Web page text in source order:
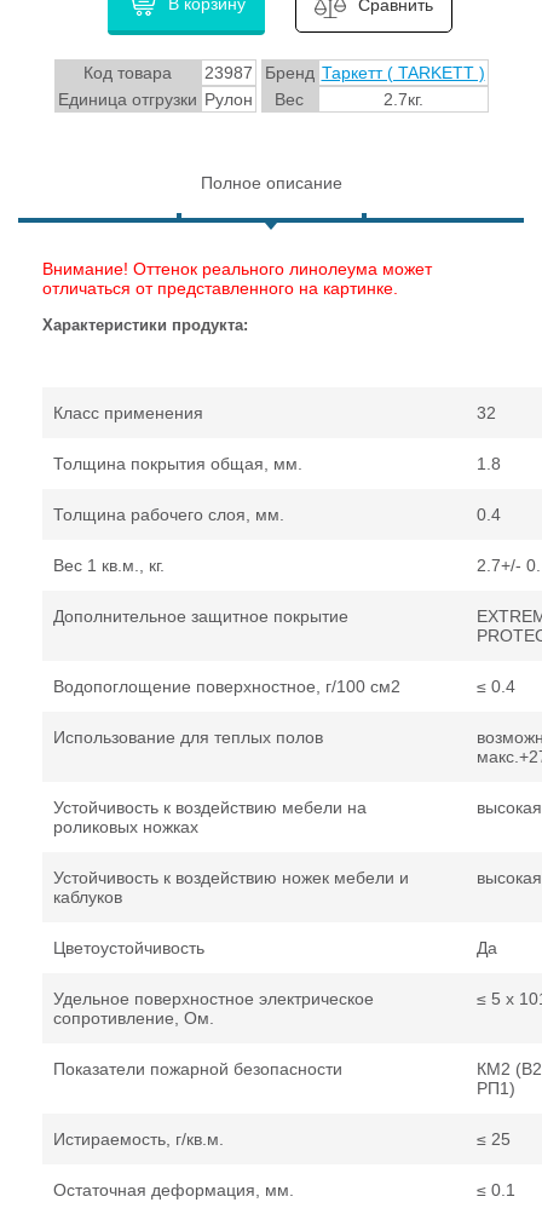
Сравнить
Код товара 23987 Бренд Таркетт ( TARKETT )
Единица отгрузки Рулон Вес 2.7кг.
Полное описание
Внимание! Оттенок реального линолеума может
отличаться от представленного на картинке.
Характеристики продукта:
Класс применения 32
Толщина покрытия общая, мм. 1.8
Толщина рабочего слоя, мм. 0.4
Вес 1 кв.м., кг. 2.7+/-
Дополнительное защитное покрытие
Водопоглощение поверхностное, г/100 см2 ≤ 0.4
Использование для теплых полов
Устойчивость к воздействию мебели на
роликовых ножках
высокая
Устойчивость к воздействию ножек мебели и
каблуков
высокая
Цветоустойчивость Да
Удельное поверхностное электрическое
сопротивление, Ом.
≤ 5 x 10
Показатели пожарной безопасности
КМ2
РП1)
Истираемость, г/кв.м. ≤ 25
Остаточная деформация, мм. ≤ 0.1